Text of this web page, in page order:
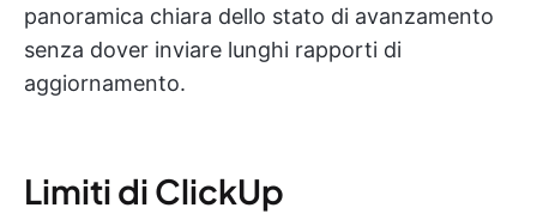
panoramica chiara dello stato di avanzamento
senza dover inviare lunghi rapporti di
aggiornamento.
Limiti di ClickUp